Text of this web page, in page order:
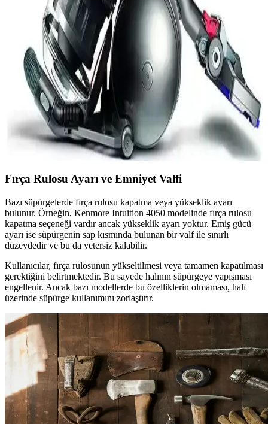
Yüksek Performanslı Elektrikli Süpürgeler: Güç ve
Teknolojide Yeni Dönem
Yüksek performanslı elektrikli süpürgeler, güçlü motorlar ve
gelişmiş filtreleriyle derinlemesine temizlik sağlar, kullanım kolaylığı
sunar ve yaşam alanlarını daha sağlıklı hale getirir.
Dyson Elektrikli Süpürgeleri: Teknoloji ve Konforu
Bir Arada Sunan Temizlik Çözümleri
Dyson elektrikli süpürgeleri yüksek güç, gelişmiş filtreleme ve
kullanıcı dostu tasarımlarıyla temizlikte üstün performans ve konfor
sağlar, yaşam kalitenizi artırır.
Fırça Rulosu Ayarı ve Emniyet Valfi
Bazı süpürgelerde fırça rulosu kapatma veya yükseklik ayarı
bulunur. Örneğin, Kenmore Intuition 4050 modelinde fırça rulosu
kapatma seçeneği vardır ancak yükseklik ayarı yoktur. Emiş gücü
ayarı ise süpürgenin sap kısmında bulunan bir valf ile sınırlı
düzeydedir ve bu da yetersiz kalabilir.
Kullanıcılar, fırça rulosunun yükseltilmesi veya tamamen kapatılması
gerektiğini belirtmektedir. Bu sayede halının süpürgeye yapışması
engellenir. Ancak bazı modellerde bu özelliklerin olmaması, halı
üzerinde süpürge kullanımını zorlaştırır.